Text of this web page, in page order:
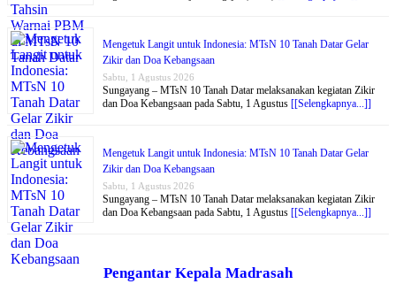
Mengetuk Langit untuk Indonesia: MTsN 10 Tanah Datar Gelar
Zikir dan Doa Kebangsaan
Sabtu, 1 Agustus 2026
Sungayang – MTsN 10 Tanah Datar melaksanakan kegiatan Zikir
dan Doa Kebangsaan pada Sabtu, 1 Agustus [[Selengkapnya...]]
Mengetuk Langit untuk Indonesia: MTsN 10 Tanah Datar Gelar
Zikir dan Doa Kebangsaan
Sabtu, 1 Agustus 2026
Sungayang – MTsN 10 Tanah Datar melaksanakan kegiatan Zikir
dan Doa Kebangsaan pada Sabtu, 1 Agustus [[Selengkapnya...]]
Pengantar Kepala Madrasah